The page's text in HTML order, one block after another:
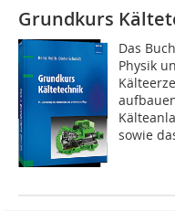
Grundkurs
Das
Physik
sowie